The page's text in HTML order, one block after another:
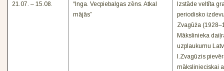
21.07. – 15.08.
“Inga. Vecpiebalgas zēns. Atkal
mājās”
Izstāde veltīta
periodisko
Zvagūža
Mākslinieka
uzplaukumu
I.Zvagūzis
mākslinieciskai